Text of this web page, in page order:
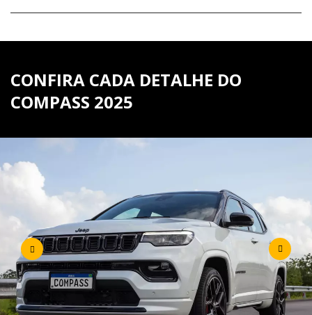
CONFIRA CADA DETALHE DO
COMPASS 2025